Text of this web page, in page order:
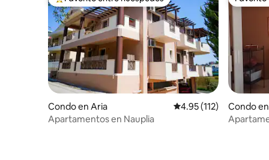
Favorito entre huéspedes preferido
Condo en Aria Calificación promedio:
4.95 (112)
Apartamentos en Nauplia
Condo